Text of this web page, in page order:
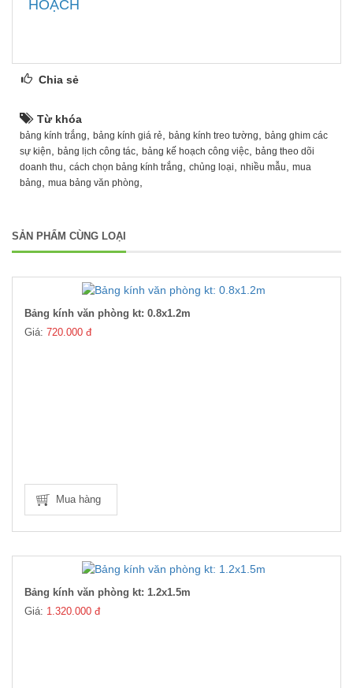
HOẠCH ​
Chia sẻ
Từ khóa
bảng kính trắng bảng kính giá rẻ bảng kính treo tường
bảng ghim các
sự kiện
bảng lịch công tác bảng kế hoạch công việc bảng theo dõi
doanh thu
cách chọn bảng kính trắng chủng loại nhiều mẫu
mua
bảng
mua bảng văn phòng
SẢN PHẨM CÙNG LOẠI
Bảng kính văn phòng kt: 0.8x1.2m
Giá: 720.000 đ
Mua hàng
Bảng kính văn phòng kt: 1.2x1.5m
Giá: 1.320.000 đ